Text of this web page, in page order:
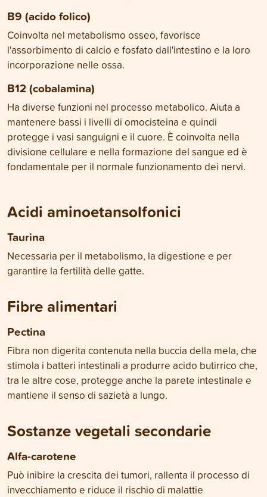
B9 (acido folico)
Coinvolta nel metabolismo osseo, favorisce
l'assorbimento di calcio e fosfato dall'intestino e la loro
incorporazione nelle ossa.
B12 (cobalamina)
Ha diverse funzioni nel processo metabolico. Aiuta a
mantenere bassi i livelli di omocisteina e quindi
protegge i vasi sanguigni e il cuore. È coinvolta nella
divisione cellulare e nella formazione del sangue ed è
fondamentale per il normale funzionamento dei nervi.
Acidi aminoetansolfonici
Taurina
Necessaria per il metabolismo, la digestione e per
garantire la fertilità delle gatte.
Fibre alimentari
Pectina
Fibra non digerita contenuta nella buccia della mela, che
stimola i batteri intestinali a produrre acido butirrico che,
tra le altre cose, protegge anche la parete intestinale e
mantiene il senso di sazietà a lungo.
Sostanze vegetali secondarie
Alfa-carotene
Può inibire la crescita dei tumori, rallenta il processo di
invecchiamento e riduce il rischio di malattie